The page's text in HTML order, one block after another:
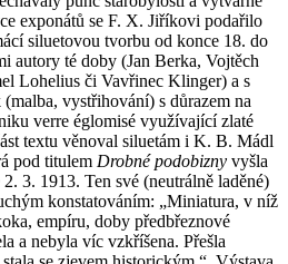
exponátů se F. X. Jiříkovi podařilo
siluetovou tvorbu od konce 18. do
autory té doby (Jan Berka, Vojtěch
Lohelius či Vavřinec Klinger) a s
vystřihování) s důrazem na
verre églomisé využívající zlaté
textu věnoval siluetám i K. B. Mádl
pod titulem Drobné podobizny vyšla
2. 3. 1913. Ten své (neutrálně laděné)
konstatováním: „Miniatura, v níž
empíru, doby předbřeznové
a nebyla víc vzkříšena. Přešla